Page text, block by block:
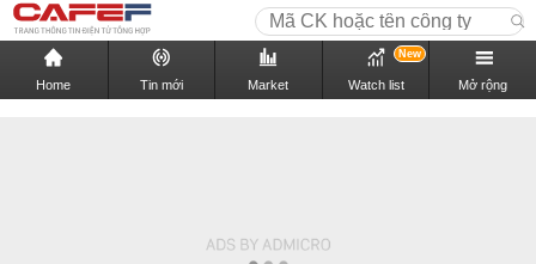
Home Tin mới Market Watch list
New
Mở rộng